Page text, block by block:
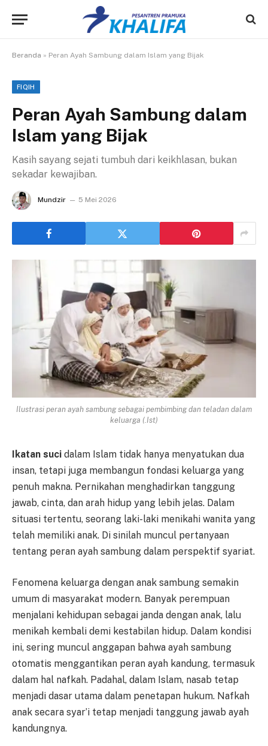
Beranda » Peran Ayah Sambung dalam Islam yang Bijak
FIQIH
Peran Ayah Sambung dalam
Islam yang Bijak
Kasih sayang sejati tumbuh dari keikhlasan, bukan
sekadar kewajiban.
Mundzir 5 Mei 2026
Ilustrasi peran ayah sambung sebagai pembimbing dan teladan dalam
keluarga (.Ist)
Ikatan suci dalam Islam tidak hanya menyatukan dua
insan, tetapi juga membangun fondasi keluarga yang
penuh makna. Pernikahan menghadirkan tanggung
jawab, cinta, dan arah hidup yang lebih jelas. Dalam
situasi tertentu, seorang laki-laki menikahi wanita yang
telah memiliki anak. Di sinilah muncul pertanyaan
tentang peran ayah sambung dalam perspektif syariat.
Fenomena keluarga dengan anak sambung semakin
umum di masyarakat modern. Banyak perempuan
menjalani kehidupan sebagai janda dengan anak, lalu
menikah kembali demi kestabilan hidup. Dalam kondisi
ini, sering muncul anggapan bahwa ayah sambung
otomatis menggantikan peran ayah kandung, termasuk
dalam hal nafkah. Padahal, dalam Islam, nasab tetap
menjadi dasar utama dalam penetapan hukum. Nafkah
anak secara syar’i tetap menjadi tanggung jawab ayah
kandungnya.